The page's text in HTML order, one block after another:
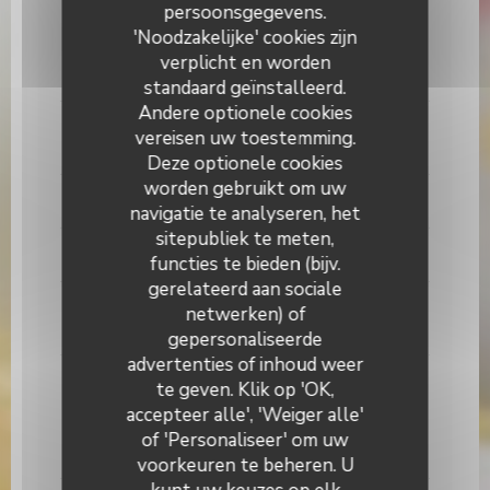
persoonsgegevens.
'Noodzakelijke' cookies zijn
verplicht en worden
standaard geïnstalleerd.
Andere optionele cookies
vereisen uw toestemming.
Deze optionele cookies
worden gebruikt om uw
navigatie te analyseren, het
sitepubliek te meten,
functies te bieden (bijv.
gerelateerd aan sociale
netwerken) of
gepersonaliseerde
advertenties of inhoud weer
te geven. Klik op 'OK,
accepteer alle', 'Weiger alle'
of 'Personaliseer' om uw
voorkeuren te beheren. U
La salade, volaille et avocat
Mesclun, endive, pastèque grillé, framboise,
guacamole.
Les rognons à la moutarde flambé au madère
Allergenenlijst
LES ACCOMPAGNEMENTS
Frites maison
Haricot vert à la niçoise
Allergenenlijst
Salade sauce vierge
Cœur de sucrine et huile aux herbes et tomate
séchée
Allergenenlijst